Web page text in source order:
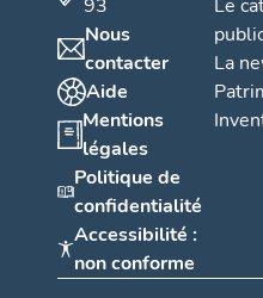
93
Nous
contacter
Aide
Mentions
légales
Politique de
confidentialité
Accessibilité :
non conforme
Le
La